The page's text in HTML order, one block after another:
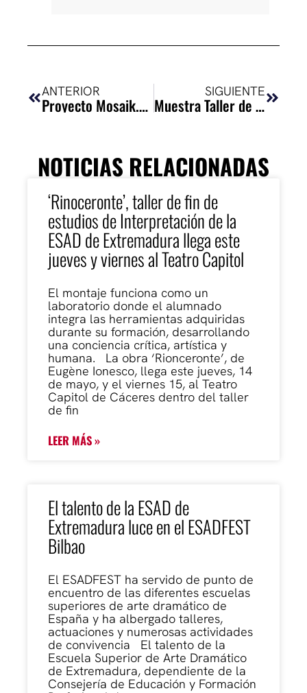
ANTERIOR
Proyecto Mosaik.city
SIGUIENTE
Muestra Taller de Interpretación: MATCH IMPRO EPISODIO III: IMPROVESADOS
NOTICIAS RELACIONADAS
‘Rinoceronte’, taller de fin de
estudios de Interpretación de la
ESAD de Extremadura llega este
jueves y viernes al Teatro Capitol
El montaje funciona como un
laboratorio donde el alumnado
integra las herramientas adquiridas
durante su formación, desarrollando
una conciencia crítica, artística y
humana. La obra ‘Rionceronte’, de
Eugène Ionesco, llega este jueves, 14
de mayo, y el viernes 15, al Teatro
Capitol de Cáceres dentro del taller
de fin
LEER MÁS »
El talento de la ESAD de
Extremadura luce en el ESADFEST
Bilbao
El ESADFEST ha servido de punto de
encuentro de las diferentes escuelas
superiores de arte dramático de
España y ha albergado talleres,
actuaciones y numerosas actividades
de convivencia El talento de la
Escuela Superior de Arte Dramático
de Extremadura, dependiente de la
Consejería de Educación y Formación